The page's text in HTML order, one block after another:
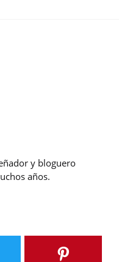
y bloguero
años.